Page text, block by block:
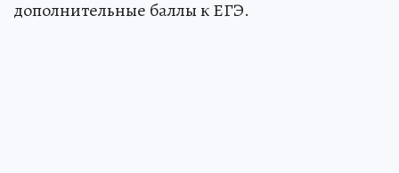
дополнительные баллы к ЕГЭ.